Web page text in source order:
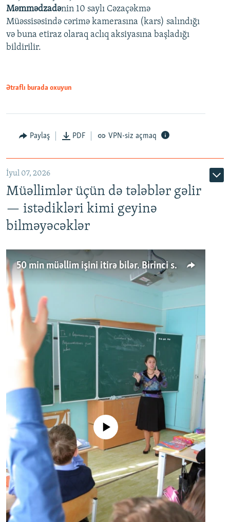
720p 1080p
720p
1080p
Məmmədzadənin 10 saylı Cəzaçəkmə
Müəssisəsində cərimə kamerasına (kars) salındığı
və buna etiraz olaraq aclıq aksiyasına başladığı
bildirilir.
Ətraflı burada oxuyun
Paylaş PDF VPN-siz açmaq
İyul 07, 2026
Müəllimlər üçün də tələblər gəlir
— istədikləri kimi geyinə
bilməyəcəklər
50 min müəllim işini itirə bilər. Birinci sinfə gedənlər azalır
No media source currently available